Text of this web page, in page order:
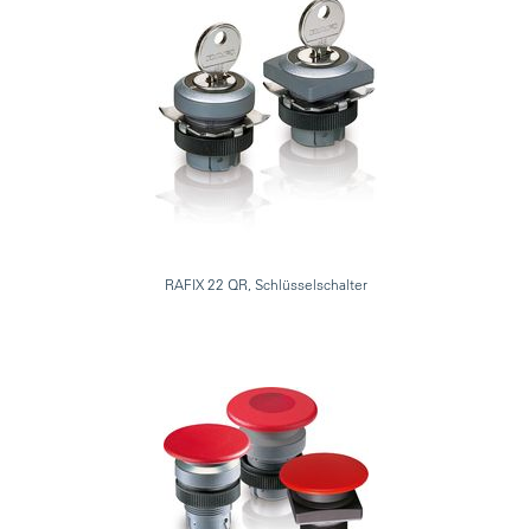
RAFIX 22 QR, Schlüsselschalter